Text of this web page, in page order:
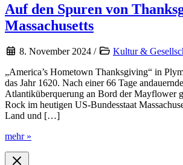
Auf den Spuren von
Massachusetts
8. November 2024 /
Kultur &
„America’s Hometown Thanksgiving“ in
das Jahr 1620. Nach einer 66 Tage
Atlantiküberquerung an Bord der Mayflower
Rock im heutigen US-Bundesstaat
Land und […]
Auf
Spuren
mehr »